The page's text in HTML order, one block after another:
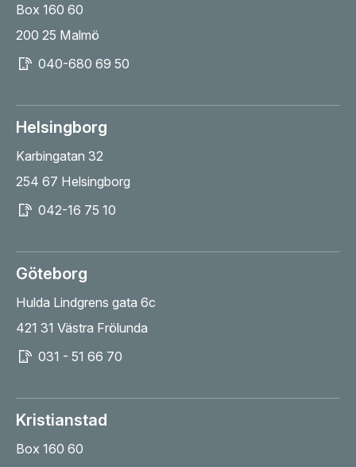
Box 160 60
200 25 Malmö
040-680 69 50
Helsingborg
Karbingatan 32
254 67 Helsingborg
042-16 75 10
Göteborg
Hulda Lindgrens gata 6c
421 31 Västra Frölunda
031 - 51 66 70
Kristianstad
Box 160 60